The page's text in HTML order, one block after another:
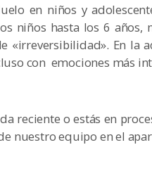
en niños y
niños hasta los 6
«irreversibilidad». En la
con emociones más
reciente o estás en
nuestro equipo en el